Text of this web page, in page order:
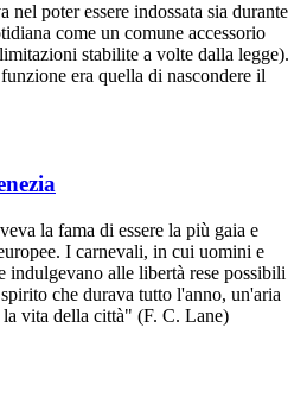
nel poter essere indossata sia durante
come un comune accessorio
stabilite a volte dalla legge).
era quella di nascondere il
la fama di essere la più gaia e
I carnevali, in cui uomini e
indulgevano alle libertà rese possibili
che durava tutto l'anno, un'aria
vita della città" (F. C. Lane)